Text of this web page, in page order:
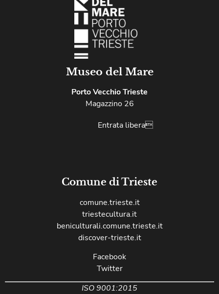
Museo del Mare
Porto Vecchio Trieste
Magazzino 26
Entrata libera
Comune di Trieste
comune.trieste.it
triestecultura.it
beniculturali.comune.trieste.it
discover-trieste.it
Facebook
Twitter
ISO 9001:2015